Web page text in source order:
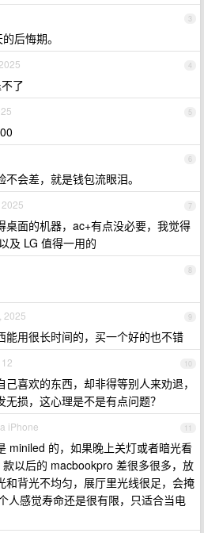
3
后悔期。
4
了
5
6
会差，就是钱包流眼泪。
7
桌面的机器，ac+有点没必要，我觉得
及 LG 值得一用的
8
9
2025
能用很长时间的，买一个好的也不错
10
12
喜欢的东西，却非得等别人来劝退，
损，这心理是不是有点问题？
11
iPhone
miniled 的，如果晚上关灯或者暗光看
以后的 macbookpro 差很多很多，放
和背光不均匀，展厅里光线很足，会掩
人感觉寿命还是很有限，只适合当电